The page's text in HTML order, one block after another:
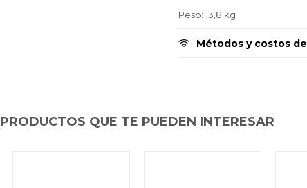
Peso: 13,8 kg
Métodos y costos
PRODUCTOS QUE TE PUEDEN INTERESAR